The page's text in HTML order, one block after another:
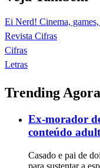
Ei Nerd! Cinema, games,
Revista Cifras
Cifras
Letras
Trending Agora
Ex-morador
conteúdo
Casado e pai de
para sustentar a